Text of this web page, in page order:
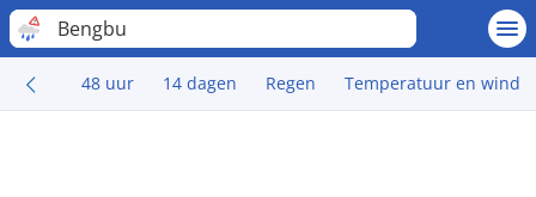
Bengbu
48 uur 14 dagen Regen Temperatuur en wind